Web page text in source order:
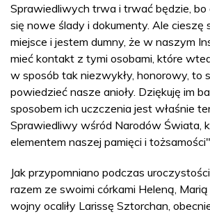
Sprawiedliwych trwa i trwać będzie, bo
się nowe ślady i dokumenty. Ale cieszę
miejsce i jestem dumny, że w naszym
mieć kontakt z tymi osobami, które
w sposób tak niezwykły, honorowy, to
powiedzieć nasze anioły. Dziękuję im
sposobem ich uczczenia jest właśnie
Sprawiedliwy wśród Narodów Świata,
elementem naszej pamięci i
Jak przypomniano podczas
razem ze swoimi córkami Heleną,
wojny ocaliły Larissę Sztorchan,